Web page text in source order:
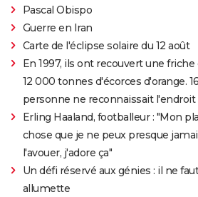
Pascal Obispo
Guerre en Iran
Carte de l'éclipse solaire du 12 août
En 1997, ils ont recouvert une friche
12 000 tonnes d'écorces d'orange.
personne ne reconnaissait l'endroit
Erling Haaland, footballeur : "Mon
chose que je ne peux presque
l'avouer, j'adore ça"
Un défi réservé aux génies : il ne
allumette